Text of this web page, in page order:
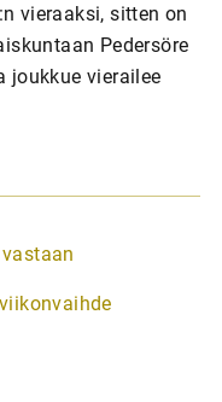
vieraaksi, sitten on
Pedersöre
joukkue vierailee